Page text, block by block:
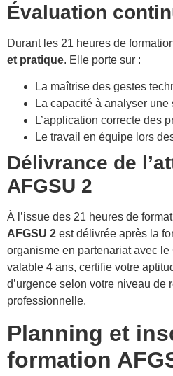
Évaluation
Durant les 21 heures de
et pratique. Elle porte sur :
La maîtrise des gestes
La capacité à analyser une
L’application correcte des
Le travail en équipe lors
Délivrance de
AFGSU 2
À l’issue des 21 heures de
AFGSU 2 est délivrée après la
organisme en partenariat avec
valable 4 ans, certifie votre
d’urgence selon votre niveau de
professionnelle.
Planning et
formation